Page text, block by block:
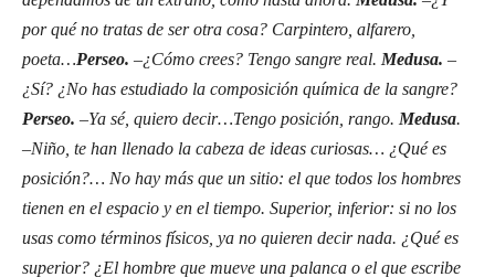
por qué no tratas de ser otra cosa? Carpintero, alfarero,
poeta…Perseo. –¿Cómo crees? Tengo sangre real. Medusa. –
¿Sí? ¿No has estudiado la composición química de la sangre?
Perseo. –Ya sé, quiero decir…Tengo posición, rango. Medusa.
–Niño, te han llenado la cabeza de ideas curiosas… ¿Qué es
posición?… No hay más que un sitio: el que todos los hombres
tienen en el espacio y en el tiempo. Superior, inferior: si no los
usas como términos físicos, ya no quieren decir nada. ¿Qué es
superior? ¿El hombre que mueve una palanca o el que escribe